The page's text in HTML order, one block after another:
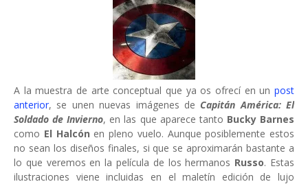
A la muestra de arte conceptual que ya os ofrecí en un post
anterior, se unen nuevas imágenes de Capitán América: El
Soldado de Invierno, en las que aparece tanto Bucky Barnes
como El Halcón en pleno vuelo. Aunque posiblemente estos
no sean los diseños finales, si que se aproximarán bastante a
lo que veremos en la película de los hermanos Russo. Estas
ilustraciones viene incluidas en el maletín edición de lujo